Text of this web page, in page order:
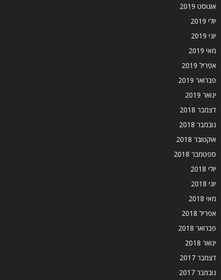
אוגוסט 2019
יולי 2019
יוני 2019
מאי 2019
אפריל 2019
פברואר 2019
ינואר 2019
דצמבר 2018
נובמבר 2018
אוקטובר 2018
ספטמבר 2018
יולי 2018
יוני 2018
מאי 2018
אפריל 2018
פברואר 2018
ינואר 2018
דצמבר 2017
נובמבר 2017